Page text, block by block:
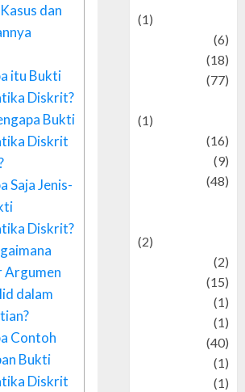
dan
itu Bukti
Diskrit?
Bukti
Diskrit
Saja Jenis-
Diskrit?
dalam
Contoh
Bukti
Diskrit
(1)
(6)
(18)
(77)
(1)
(16)
(9)
(48)
(2)
(2)
(15)
(1)
(1)
(40)
(1)
(1)